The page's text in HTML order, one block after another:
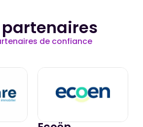
partenaires
de confiance